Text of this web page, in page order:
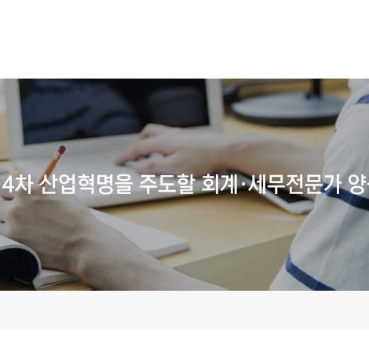
4차 산업혁명을 주도할회계·세무전문가양